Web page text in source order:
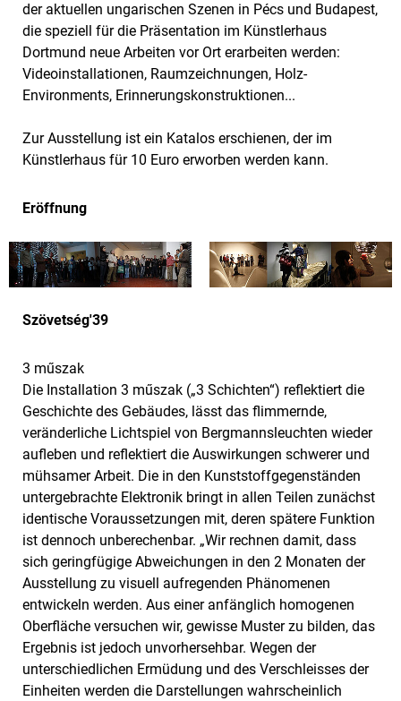
der aktuellen ungarischen Szenen in Pécs und Budapest,
die speziell für die Präsentation im Künstlerhaus
Dortmund neue Arbeiten vor Ort erarbeiten werden:
Videoinstallationen, Raumzeichnungen, Holz-
Environments, Erinnerungskonstruktionen...
Zur Ausstellung ist ein Katalos erschienen, der im
Künstlerhaus für 10 Euro erworben werden kann.
Eröffnung
Szövetség'39
3 műszak
Die Installation 3 műszak („3 Schichten“) reflektiert die
Geschichte des Gebäudes, lässt das flimmernde,
veränderliche Lichtspiel von Bergmannsleuchten wieder
aufleben und reflektiert die Auswirkungen schwerer und
mühsamer Arbeit. Die in den Kunststoffgegenständen
untergebrachte Elektronik bringt in allen Teilen zunächst
identische Voraussetzungen mit, deren spätere Funktion
ist dennoch unberechenbar. „Wir rechnen damit, dass
sich geringfügige Abweichungen in den 2 Monaten der
Ausstellung zu visuell aufregenden Phänomenen
entwickeln werden. Aus einer anfänglich homogenen
Oberfläche versuchen wir, gewisse Muster zu bilden, das
Ergebnis ist jedoch unvorhersehbar. Wegen der
unterschiedlichen Ermüdung und des Verschleisses der
Einheiten werden die Darstellungen wahrscheinlich